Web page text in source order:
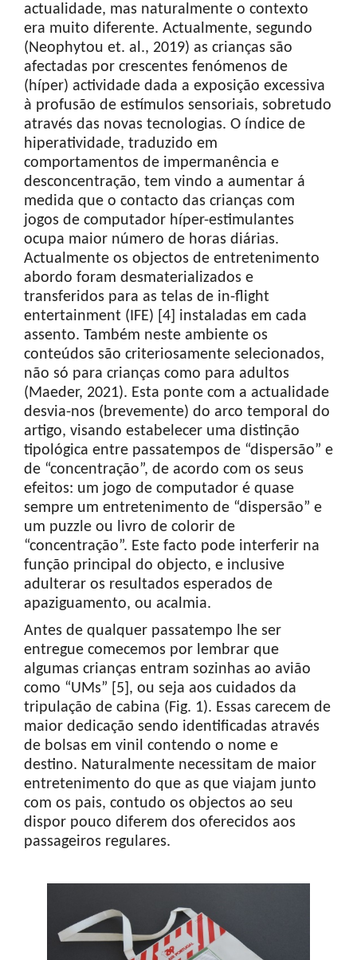
actualidade, mas naturalmente o contexto
era muito diferente. Actualmente, segundo
(Neophytou et. al., 2019) as crianças são
afectadas por crescentes fenómenos de
(híper) actividade dada a exposição excessiva
à profusão de estímulos sensoriais, sobretudo
através das novas tecnologias. O índice de
hiperatividade, traduzido em
comportamentos de impermanência e
desconcentração, tem vindo a aumentar á
medida que o contacto das crianças com
jogos de computador híper-estimulantes
ocupa maior número de horas diárias.
Actualmente os objectos de entretenimento
abordo foram desmaterializados e
transferidos para as telas de in-flight
entertainment (IFE) [4] instaladas em cada
assento. Também neste ambiente os
conteúdos são criteriosamente selecionados,
não só para crianças como para adultos
(Maeder, 2021). Esta ponte com a actualidade
desvia-nos (brevemente) do arco temporal do
artigo, visando estabelecer uma distinção
tipológica entre passatempos de “dispersão” e
de “concentração”, de acordo com os seus
efeitos: um jogo de computador é quase
sempre um entretenimento de “dispersão” e
um puzzle ou livro de colorir de
“concentração”. Este facto pode interferir na
função principal do objecto, e inclusive
adulterar os resultados esperados de
apaziguamento, ou acalmia.
Antes de qualquer passatempo lhe ser
entregue comecemos por lembrar que
algumas crianças entram sozinhas ao avião
como “UMs” [5], ou seja aos cuidados da
tripulação de cabina (Fig. 1). Essas carecem de
maior dedicação sendo identificadas através
de bolsas em vinil contendo o nome e
destino. Naturalmente necessitam de maior
entretenimento do que as que viajam junto
com os pais, contudo os objectos ao seu
dispor pouco diferem dos oferecidos aos
passageiros regulares.